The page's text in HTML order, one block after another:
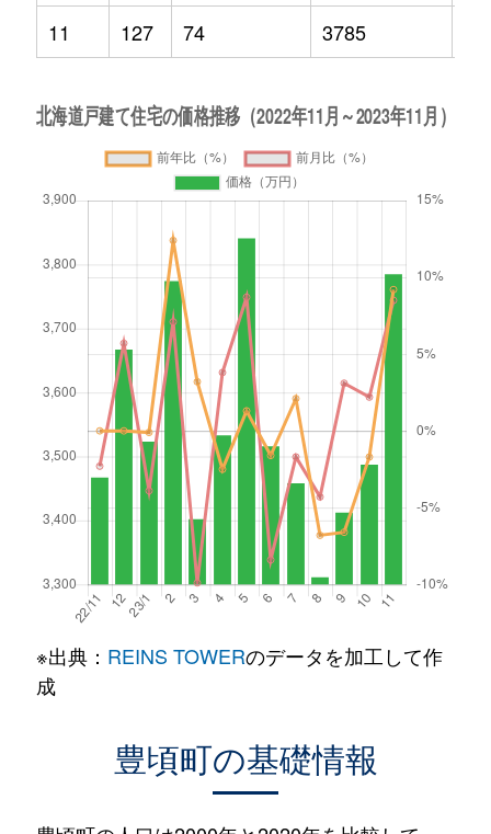
11
127 74 3785
※出典： REINS TOWERのデータを加工して作
成
豊頃町の基礎情報